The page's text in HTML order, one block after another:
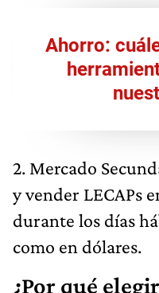
Ahorro:
2. Mercado
y vender LECAPs
durante los días
como en dólares.
¿Por qué